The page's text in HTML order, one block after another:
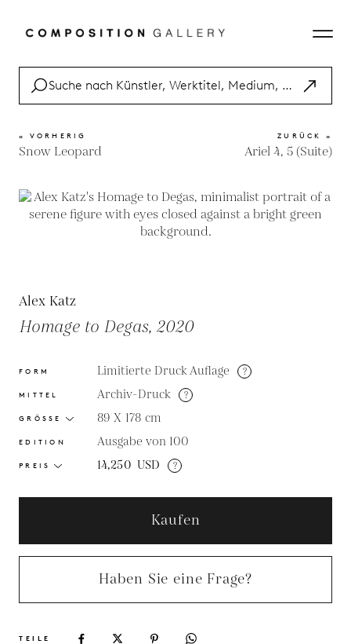
« VORHERIG
Snow Leopard
ZURÜCK »
Ariel 4, 5 (Suite)
Alex Katz
Homage to Degas, 2020
FORM Limitierte Druck Auflage ?
MITTEL Archiv-Druck ?
GRÖSSE 89 X 178 cm
EDITION Ausgabe von 100
PREIS 14,250 USD ?
Kaufen
Haben Sie eine Frage?
TEILE